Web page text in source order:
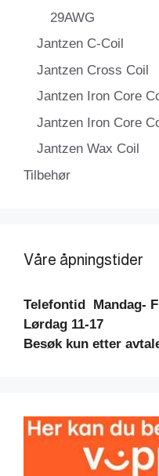
29AWG
Jantzen C-Coil
Jantzen Cross Coil
Jantzen Iron Core
Jantzen Iron Core
Jantzen Wax Coil
Tilbehør
Våre åpningstider
Telefontid Mandag-
Lørdag 11-17
Besøk kun etter